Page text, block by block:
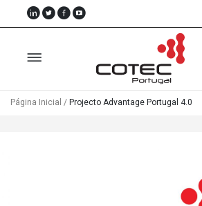
Página Inicial / Projecto Advantage Portugal 4.0